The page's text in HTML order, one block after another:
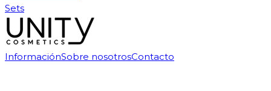
Sets
InformaciónSobre nosotrosContacto